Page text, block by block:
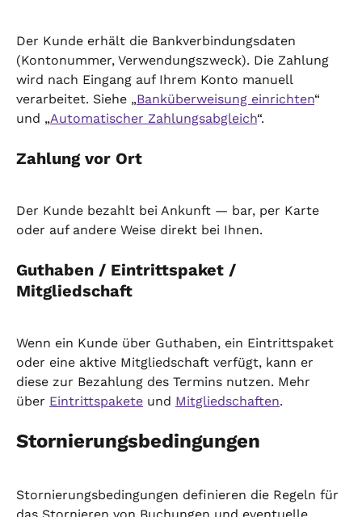
Der Kunde erhält die Bankverbindungsdaten
(Kontonummer, Verwendungszweck). Die Zahlung
wird nach Eingang auf Ihrem Konto manuell
verarbeitet. Siehe „Banküberweisung einrichten“
und „Automatischer Zahlungsabgleich“.
Zahlung vor Ort
Der Kunde bezahlt bei Ankunft — bar, per Karte
oder auf andere Weise direkt bei Ihnen.
Guthaben / Eintrittspaket /
Mitgliedschaft
Wenn ein Kunde über Guthaben, ein Eintrittspaket
oder eine aktive Mitgliedschaft verfügt, kann er
diese zur Bezahlung des Termins nutzen. Mehr
über Eintrittspakete und Mitgliedschaften.
Stornierungsbedingungen
Stornierungsbedingungen definieren die Regeln für
das Stornieren von Buchungen und eventuelle